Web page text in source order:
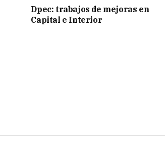
Dpec: trabajos de mejoras en
Capital e Interior